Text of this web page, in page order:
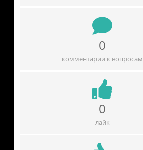
0
комментарии к вопросам
0
лайк